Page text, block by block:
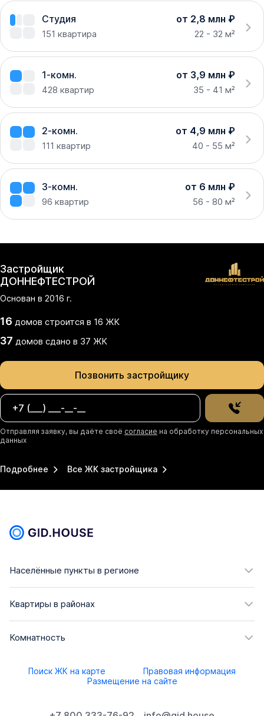
Студия от 2,8 млн ₽
151 квартира 22 - 32 м²
1-комн. от 3,9 млн ₽
428 квартир 35 - 41 м²
2-комн. от 4,9 млн ₽
111 квартир 40 - 55 м²
3-комн. от 6 млн ₽
96 квартир 56 - 80 м²
Застройщик
ДОННЕФТЕСТРОЙ
Основан в 2016 г.
16 домов строится в 16 ЖК
37 домов сдано в 37 ЖК
Позвонить застройщику
Отправляя заявку, вы даёте своё согласие на обработку персональных
данных
Подробнее Все ЖК застройщика
Населённые пункты в регионе
Квартиры в районах
Комнатность
Поиск ЖК на карте
Правовая информация
Размещение на сайте